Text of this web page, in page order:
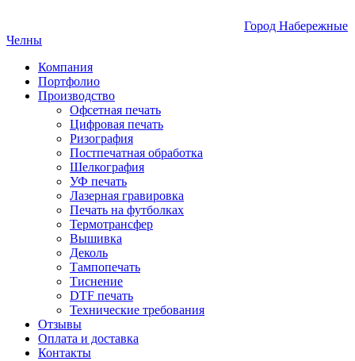
Город Набережные
Челны
Компания
Портфолио
Производство
Офсетная печать
Цифровая печать
Ризография
Постпечатная обработка
Шелкография
УФ печать
Лазерная гравировка
Печать на футболках
Термотрансфер
Вышивка
Деколь
Тампопечать
Тиснение
DTF печать
Технические требования
Отзывы
Оплата и доставка
Контакты